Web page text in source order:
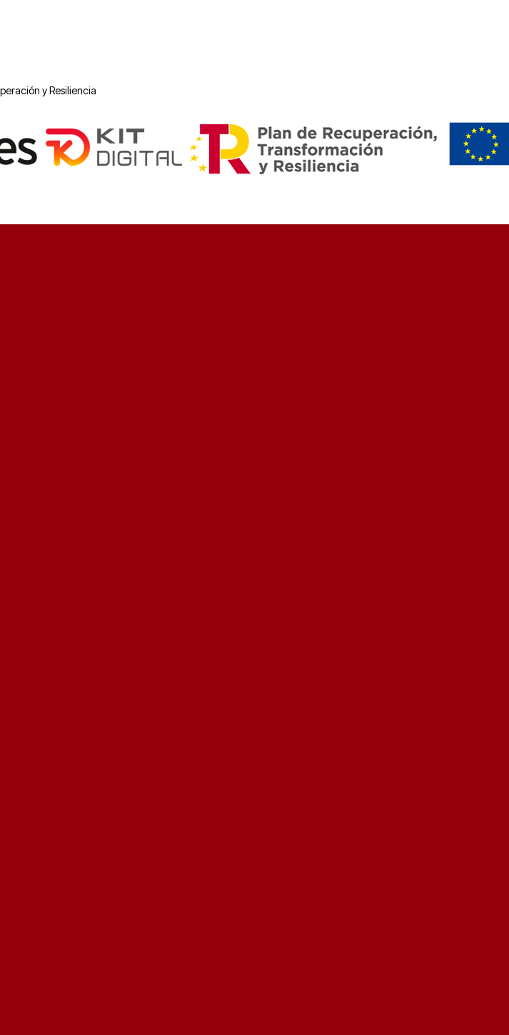
y Resiliencia